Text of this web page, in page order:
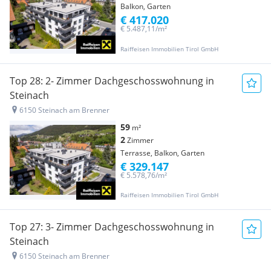
Balkon, Garten
Raiffeisen Immobilien Tirol GmbH
€ 5.487,11/m²
€ 417.020
Top 28: 2- Zimmer Dachgeschosswohnung in
Steinach
6150 Steinach am Brenner
59 m²
2Zimmer
Terrasse, Balkon, Garten
Raiffeisen Immobilien Tirol GmbH
€ 5.578,76/m²
€ 329.147
Top 27: 3- Zimmer Dachgeschosswohnung in
Steinach
6150 Steinach am Brenner